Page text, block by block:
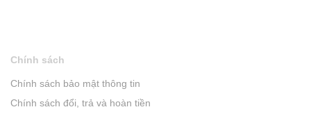
Chính sách
Chính sách bảo mật thông tin
Chính sách đổi, trả và hoàn tiền